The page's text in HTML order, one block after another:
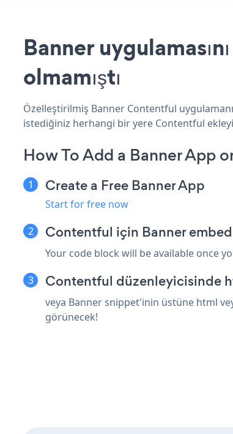
Banner
olmamıştı
Özelleştirilmiş Banner Contentful
istediğiniz herhangi bir yere Contentful
How To Add a Banner App
Create a Free Banner App
Start for free now
Contentful için Banner embed
Your code block will be available once
Contentful düzenleyicisinde
veya Banner snippet'inin üstüne html
görünecek!